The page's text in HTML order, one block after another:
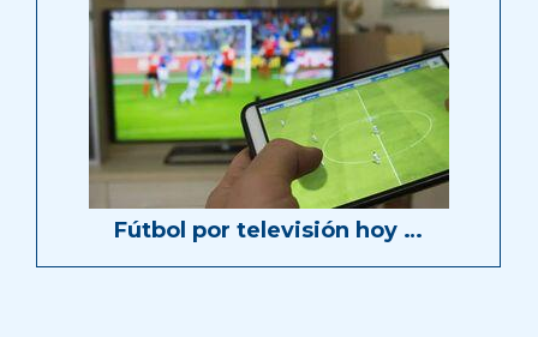
Fútbol por televisión hoy …